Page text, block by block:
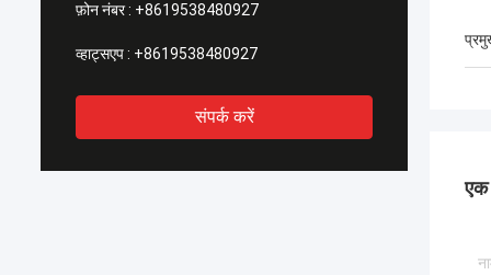
फ़ोन नंबर : +8619538480927
व्हाट्सएप : +8619538480927
संपर्क करें
एक